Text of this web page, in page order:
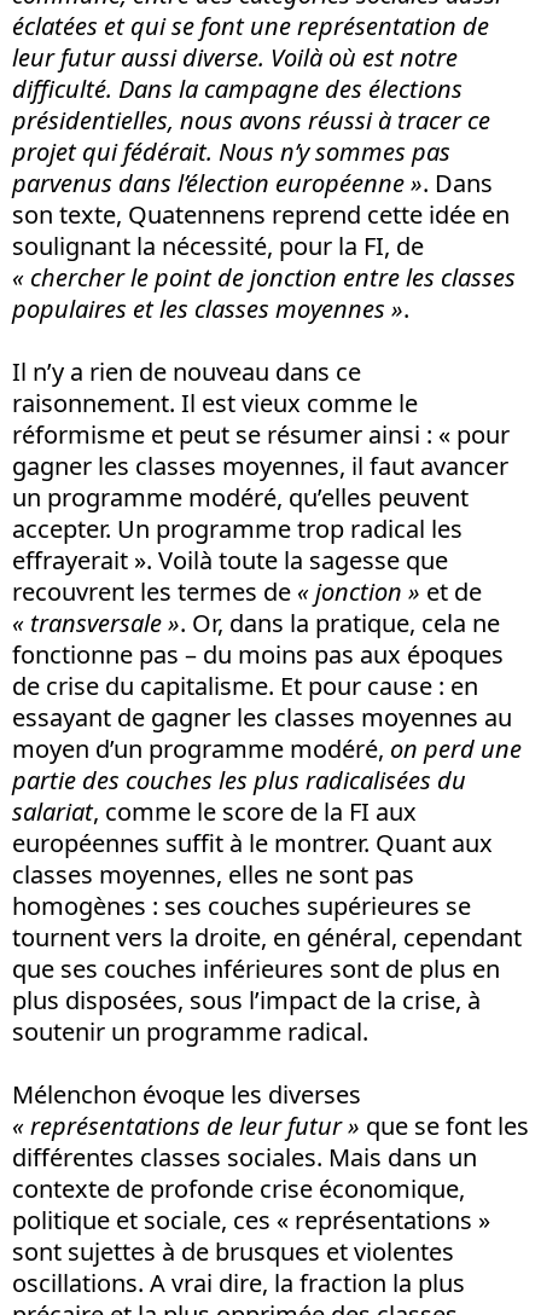
éclatées et qui se font une représentation de
leur futur aussi diverse. Voilà où est notre
difficulté. Dans la campagne des élections
présidentielles, nous avons réussi à tracer ce
projet qui fédérait. Nous n’y sommes pas
parvenus dans l’élection européenne ». Dans
son texte, Quatennens reprend cette idée en
soulignant la nécessité, pour la FI, de
« chercher le point de jonction entre les classes
populaires et les classes moyennes ».
Il n’y a rien de nouveau dans ce
raisonnement. Il est vieux comme le
réformisme et peut se résumer ainsi : « pour
gagner les classes moyennes, il faut avancer
un programme modéré, qu’elles peuvent
accepter. Un programme trop radical les
effrayerait ». Voilà toute la sagesse que
recouvrent les termes de « jonction » et de
« transversale ». Or, dans la pratique, cela ne
fonctionne pas – du moins pas aux époques
de crise du capitalisme. Et pour cause : en
essayant de gagner les classes moyennes au
moyen d’un programme modéré, on perd une
partie des couches les plus radicalisées du
salariat, comme le score de la FI aux
européennes suffit à le montrer. Quant aux
classes moyennes, elles ne sont pas
homogènes : ses couches supérieures se
tournent vers la droite, en général, cependant
que ses couches inférieures sont de plus en
plus disposées, sous l’impact de la crise, à
soutenir un programme radical.
Mélenchon évoque les diverses
« représentations de leur futur » que se font les
différentes classes sociales. Mais dans un
contexte de profonde crise économique,
politique et sociale, ces « représentations »
sont sujettes à de brusques et violentes
oscillations. A vrai dire, la fraction la plus